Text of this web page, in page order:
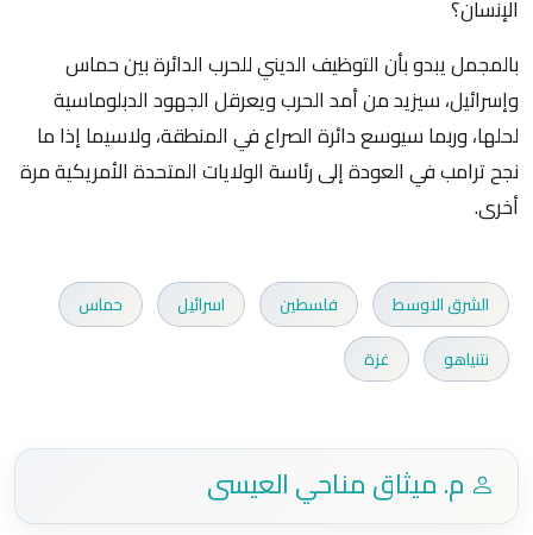
الإنسان؟
بالمجمل يبدو بأن التوظيف الديني للحرب الدائرة بين حماس
وإسرائيل، سيزيد من أمد الحرب ويعرقل الجهود الدبلوماسية
لحلها، وربما سيوسع دائرة الصراع في المنطقة، ولاسيما إذا ما
نجح ترامب في العودة إلى رئاسة الولايات المتحدة الأمريكية مرة
أخرى.
الشرق الاوسط فلسطين اسرائيل
حماس
نتنياهو
غزة
م. ميثاق مناحي العيسى